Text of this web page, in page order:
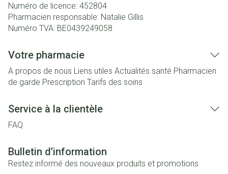
Numéro de licence: 452804
Pharmacien responsable: Natalie Gillis
Numéro TVA: BE0439249058
Votre pharmacie
A propos de nous Liens utiles Actualités santé Pharmacien
de garde Prescription Tarifs des soins
Service à la clientèle
FAQ
Bulletin d’information
Restez informé des nouveaux produits et promotions